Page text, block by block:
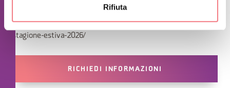
Rifiuta
Verifica le aperture del pattinaggio libero
su:https://www.alleghehockey.com/pattinaggio-pubblico-
stagione-estiva-2026/
RICHIEDI INFORMAZIONI